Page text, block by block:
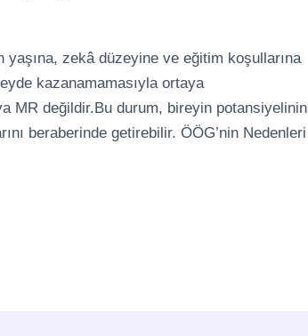
zekâ düzeyine ve eğitim koşullarına
kazanamamasıyla ortaya
MR değildir.Bu durum, bireyin potansiyelinin
beraberinde getirebilir. ÖÖG’nin Nedenleri